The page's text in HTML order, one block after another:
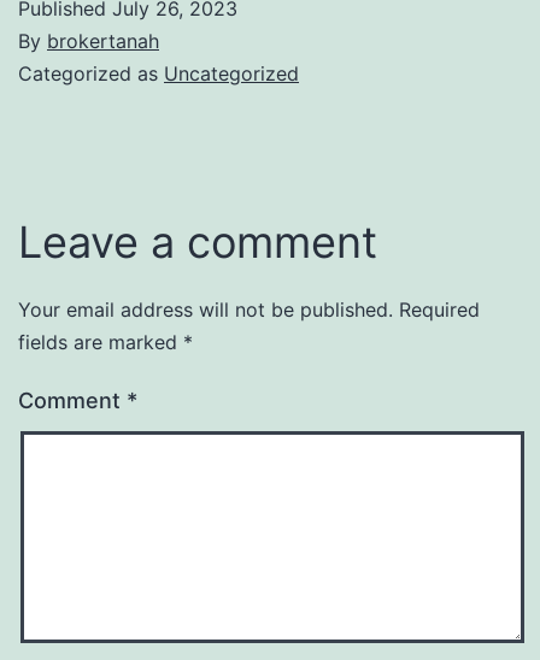
Published July 26, 2023
By brokertanah
Categorized as Uncategorized
Leave a comment
Your email address will not be published. Required
fields are marked *
Comment *